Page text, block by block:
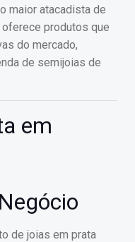
maior atacadista de
oferece produtos que
do mercado,
de semijoias de
em
de joias em prata